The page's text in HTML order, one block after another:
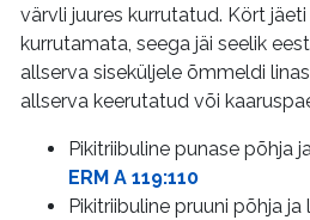
värvli juures kurrutatud. Kört
kurrutamata, seega jäi seelik
allserva siseküljele õmmeldi
allserva keerutatud või
Pikitriibuline punase põhja
ERM A 119:110
Pikitriibuline pruuni põhja